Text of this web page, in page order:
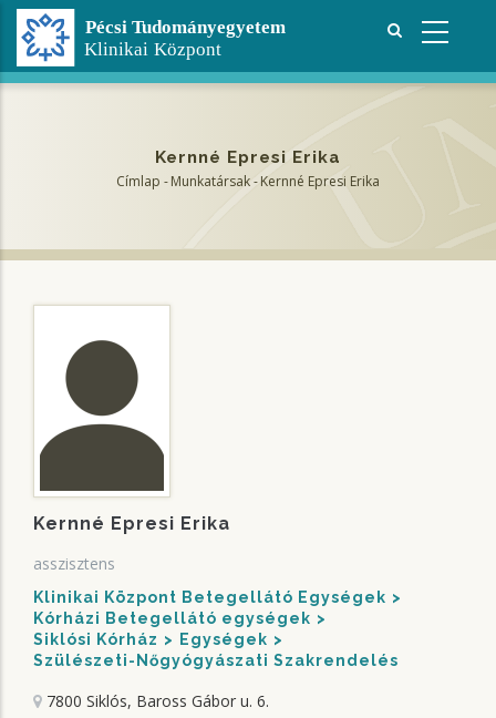
Ugrás
tartalomra
Kernné Epresi Erika
Címlap -Munkatársak-Kernné Epresi Erika
Kernné Epresi Erika
asszisztens
Klinikai Központ Betegellátó Egységek
Kórházi Betegellátó egységek
Siklósi Kórház
Egységek
Szülészeti-Nőgyógyászati Szakrendelés
7800 Siklós, Baross Gábor u. 6.